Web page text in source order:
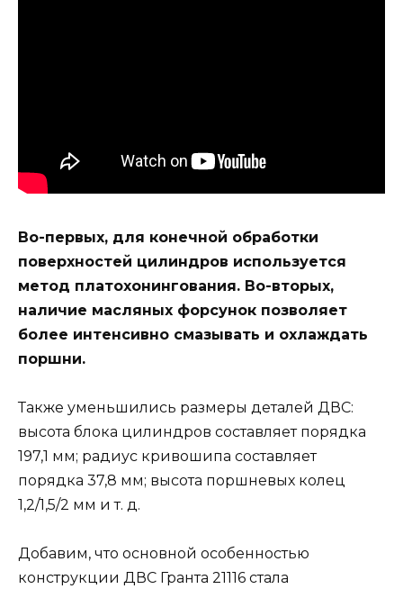
Во-первых, для конечной обработки
поверхностей цилиндров используется
метод платохонингования. Во-вторых,
наличие масляных форсунок позволяет
более интенсивно смазывать и охлаждать
поршни.
Также уменьшились размеры деталей ДВС:
высота блока цилиндров составляет порядка
197,1 мм; радиус кривошипа составляет
порядка 37,8 мм; высота поршневых колец
1,2/1,5/2 мм и т. д.
Добавим, что основной особенностью
конструкции ДВС Гранта 21116 стала